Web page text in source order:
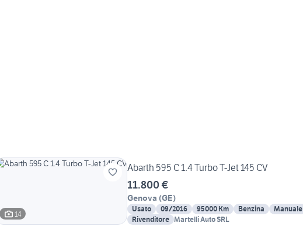
14
Abarth 595 C 1.4 Turbo T-Jet 145 CV
11.800 €
Genova (GE)
Usato 09/2016 95000 Km Benzina Manuale
Rivenditore Martelli Auto SRL